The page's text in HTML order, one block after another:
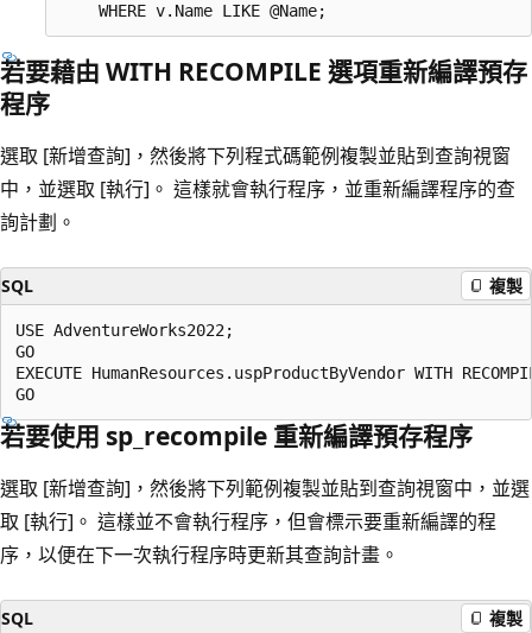
若要藉由 WITH RECOMPILE 選項重新編譯預存
程序
選取 [新增查詢]，然後將下列程式碼範例複製並貼到查詢視窗
中，並選取 [執行]。 這樣就會執行程序，並重新編譯程序的查
詢計劃。
SQL 複製
USE AdventureWorks2022;
GO
EXECUTE HumanResources.uspProductByVendor WITH
若要使用 sp_recompile 重新編譯預存程序
選取 [新增查詢]，然後將下列範例複製並貼到查詢視窗中，並選
取 [執行]。 這樣並不會執行程序，但會標示要重新編譯的程
序，以便在下一次執行程序時更新其查詢計畫。
SQL 複製